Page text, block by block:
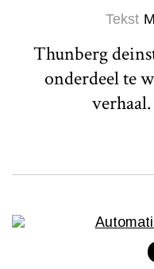
Tekst
Thunberg
onderdeel te
verhaal.